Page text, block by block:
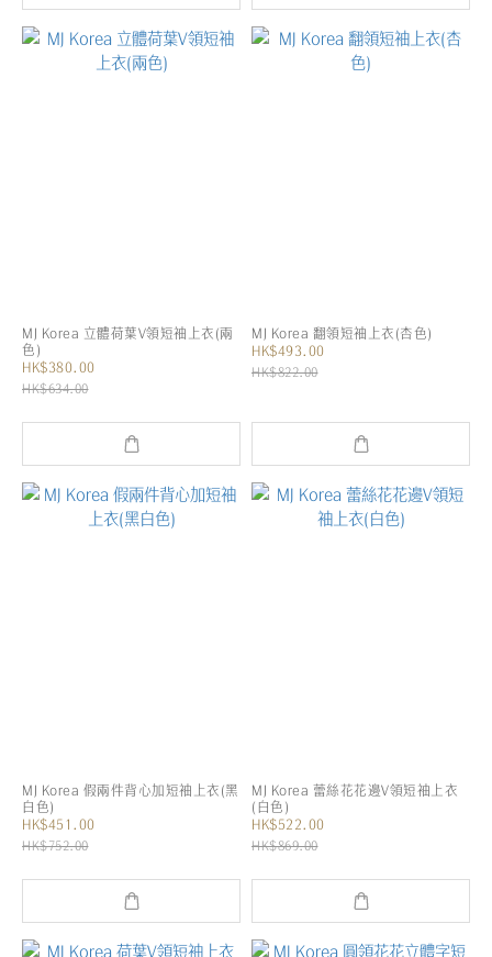
MJ Korea 立體荷葉V領短袖上衣(兩
色)
HK$380.00
HK$634.00
MJ Korea 翻領短袖上衣(杏色)
HK$493.00
HK$822.00
MJ Korea 假兩件背心加短袖上衣(黑
白色)
HK$451.00
HK$752.00
MJ Korea 蕾絲花花邊V領短袖上衣
(白色)
HK$522.00
HK$869.00